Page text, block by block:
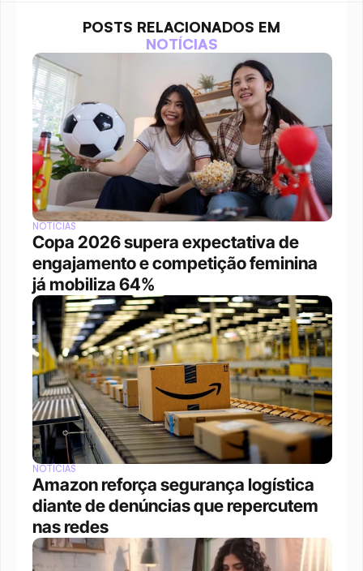
POSTS RELACIONADOS EM
NOTÍCIAS
NOTÍCIAS
Copa 2026 supera expectativa de
engajamento e competição feminina
já mobiliza 64%
NOTÍCIAS
Amazon reforça segurança logística
diante de denúncias que repercutem
nas redes